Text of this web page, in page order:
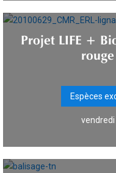
Projet LIFE +
rouge
Espèces
vendredi